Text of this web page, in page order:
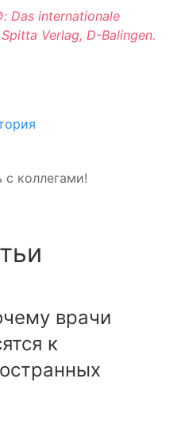
Das internationale
Verlag, D-Balingen.
с коллегами!
врачи
к